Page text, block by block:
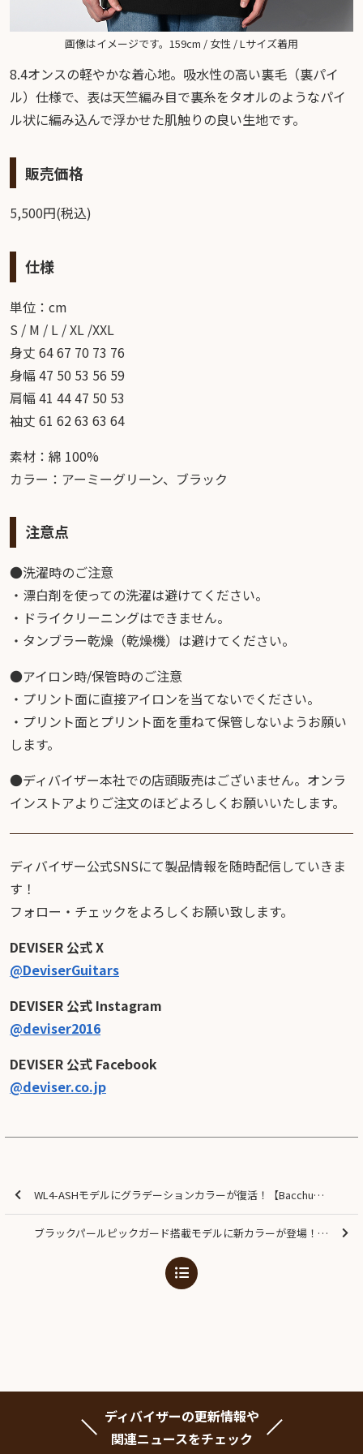
画像はイメージです。159cm / 女性 / Lサイズ着用
8.4オンスの軽やかな着心地。吸水性の高い裏毛（裏パイ
ル）仕様で、表は天竺編み目で裏糸をタオルのようなパイ
ル状に編み込んで浮かせた肌触りの良い生地です。
販売価格
5,500円(税込)
仕様
単位：cm
S / M / L / XL /XXL
身丈 64 67 70 73 76
身幅 47 50 53 56 59
肩幅 41 44 47 50 53
袖丈 61 62 63 63 64
素材：綿 100%
カラー：アーミーグリーン、ブラック
注意点
●洗濯時のご注意
・漂白剤を使っての洗濯は避けてください。
・ドライクリーニングはできません。
・タンブラー乾燥（乾燥機）は避けてください。
●アイロン時/保管時のご注意
・プリント面に直接アイロンを当てないでください。
・プリント面とプリント面を重ねて保管しないようお願い
します。
●ディバイザー本社での店頭販売はございません。オンラ
インストアよりご注文のほどよろしくお願いいたします。
ディバイザー公式SNSにて製品情報を随時配信していきま
す！
フォロー・チェックをよろしくお願い致します。
DEVISER 公式 X
@DeviserGuitars
DEVISER 公式 Instagram
@deviser2016
DEVISER 公式 Facebook
@deviser.co.jp
WL4-ASHモデルにグラデーションカラーが復活！【Bacchus Global Series】
ブラックパールピックガード搭載モデルに新カラーが登場！【Bacchus Universe Series】
ディバイザーの更新情報や
関連ニュースをチェック